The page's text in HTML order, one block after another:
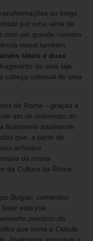
ao longo
por uma série de
com um grande número
visual também
táteis e duas
de uma laje
cabeça colossal de uma
de Roma – graças a
ato de mecenato do
finalmente totalmente
que, a partir de
achados
da nossa
da Cultura da Roma
Bulgari, comentou:
esta joia
precioso da
que torna a Cidade